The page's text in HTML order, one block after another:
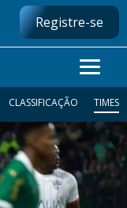
Registre-se
CLASSIFICAÇÃO TIMES